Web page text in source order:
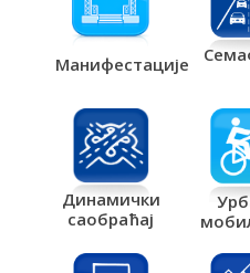
Манифестације
Динамички
саобраћај